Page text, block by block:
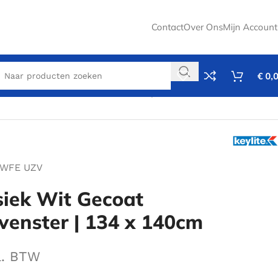
ContactOver OnsMijn Account
€
Gecoat Uitzettuimelvenster | 134 x 140cm
UZV
Wit Gecoat
| 134 x 140cm
BTW